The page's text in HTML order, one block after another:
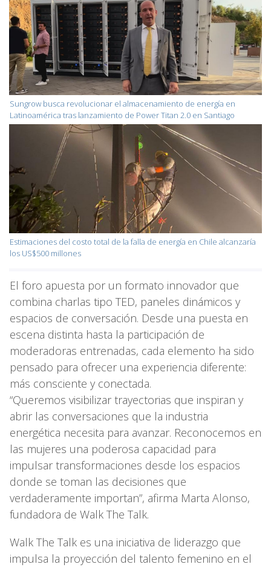
Sungrow busca revolucionar el almacenamiento de energía en
Latinoamérica tras lanzamiento de Power Titan 2.0 en Santiago
Estimaciones del costo total de la falla de energía en Chile alcanzaría
los US$500 millones
El foro apuesta por un formato innovador que
combina charlas tipo TED, paneles dinámicos y
espacios de conversación. Desde una puesta en
escena distinta hasta la participación de
moderadoras entrenadas, cada elemento ha sido
pensado para ofrecer una experiencia diferente:
más consciente y conectada.
“Queremos visibilizar trayectorias que inspiran y
abrir las conversaciones que la industria
energética necesita para avanzar. Reconocemos en
las mujeres una poderosa capacidad para
impulsar transformaciones desde los espacios
donde se toman las decisiones que
verdaderamente importan”, afirma Marta Alonso,
fundadora de Walk The Talk.
Walk The Talk es una iniciativa de liderazgo que
impulsa la proyección del talento femenino en el